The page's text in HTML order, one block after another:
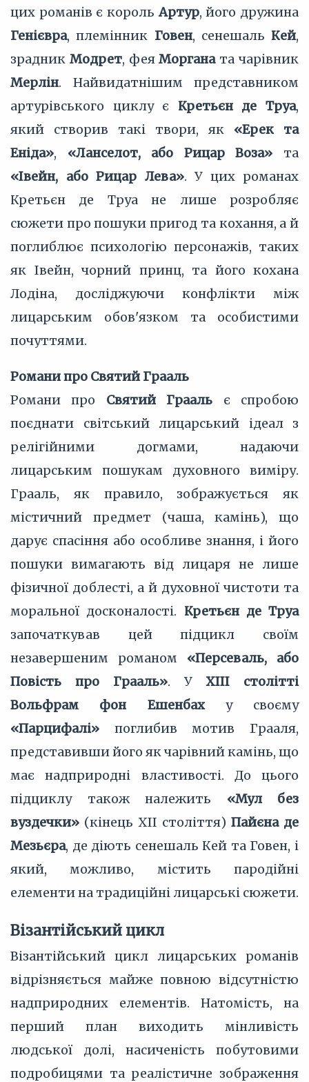
цих романів є корольАртур, його дружина
Генієвра, племінник Говен, сенешаль Кей,
зрадник Модрет, феяМорганата чарівник
Мерлін. Найвидатнішим представником
артурівського циклу є Кретьєн де Труа,
який створив такі твори, як «Ерек та
Еніда», «Ланселот, або Рицар Воза» та
«Івейн, або Рицар Лева». У цих романах
Кретьєн де Труа не лише розробляє
сюжети про пошуки пригод та кохання, а й
поглиблює психологію персонажів, таких
як Івейн, чорний принц, та його кохана
Лодіна, досліджуючи конфлікти між
лицарським обов'язком та особистими
почуттями.
Романи про Святий Грааль
Романи про Святий Грааль є спробою
поєднати світський лицарський ідеал з
релігійними догмами, надаючи
лицарським пошукам духовного виміру.
Грааль, як правило, зображується як
містичний предмет (чаша, камінь), що
дарує спасіння або особливе знання, і його
пошуки вимагають від лицаря не лише
фізичної доблесті, а й духовної чистоти та
моральної досконалості. Кретьєн де Труа
започаткував цей підцикл своїм
незавершеним романом «Персеваль, або
Повість про Грааль». У XIII столітті
Вольфрам фон Ешенбаху своєму
«Парцифалі» поглибив мотив Грааля,
представивши його як чарівний камінь, що
має надприродні властивості. До цього
підциклу також належить «Мул без
вуздечки» (кінець XII століття) Пайєна де
Мезьєра, де діють сенешаль Кей та Говен, і
який, можливо, містить пародійні
елементи на традиційні лицарські сюжети.
Візантійський цикл
Візантійський цикл лицарських романів
відрізняється майже повною відсутністю
надприродних елементів. Натомість, на
перший план виходить мінливість
людської долі, насиченість побутовими
подробицями та реалістичне зображення